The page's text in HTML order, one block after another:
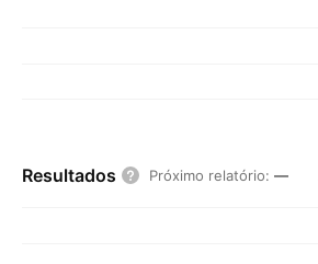
Resultados Próximo relatório: —